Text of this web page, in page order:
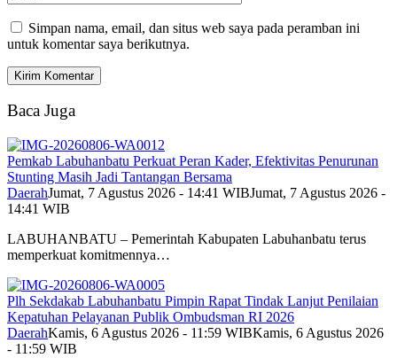
Simpan nama, email, dan situs web saya pada peramban ini
untuk komentar saya berikutnya.
Baca Juga
Pemkab Labuhanbatu Perkuat Peran Kader, Efektivitas Penurunan
Stunting Masih Jadi Tantangan Bersama
DaerahJumat, 7 Agustus 2026 - 14:41 WIBJumat, 7 Agustus 2026 -
14:41 WIB
LABUHANBATU – Pemerintah Kabupaten Labuhanbatu terus
memperkuat komitmennya…
Plh Sekdakab Labuhanbatu Pimpin Rapat Tindak Lanjut Penilaian
Kepatuhan Pelayanan Publik Ombudsman RI 2026
DaerahKamis, 6 Agustus 2026 - 11:59 WIBKamis, 6 Agustus 2026
- 11:59 WIB